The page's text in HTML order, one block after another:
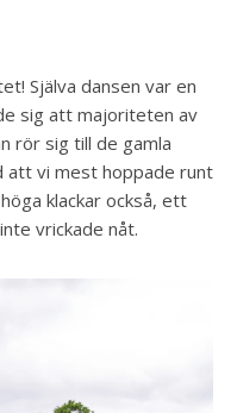
Själva dansen var en
sig att majoriteten av
rör sig till de gamla
att vi mest hoppade runt
klackar också, ett
vrickade nåt.